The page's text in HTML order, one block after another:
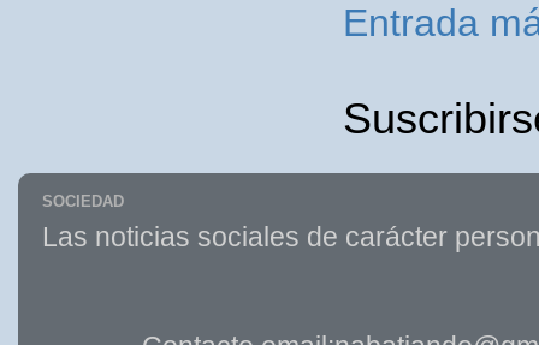
Entrada
SOCIEDAD
Las noticias sociales de carácter